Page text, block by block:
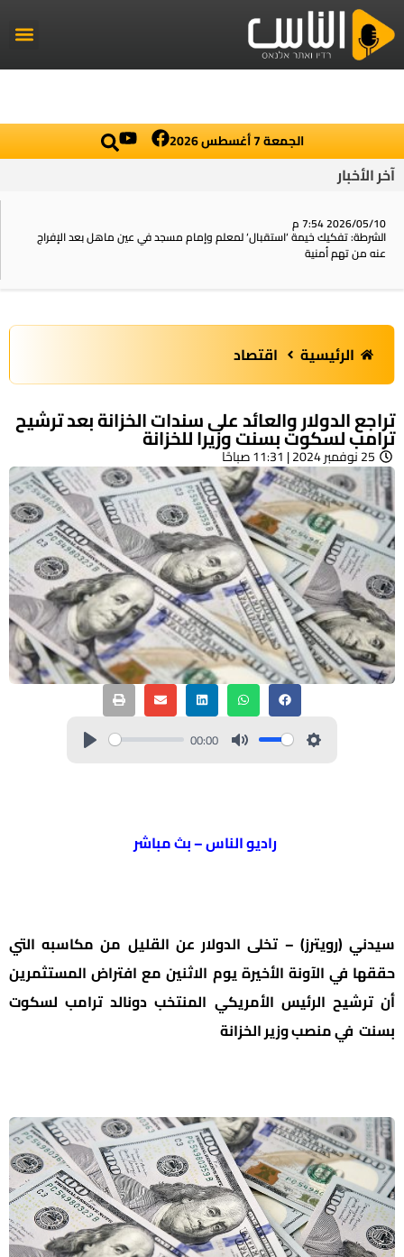
الجمعة 7 أغسطس 2026
آخر الأخبار
2026/05/10 7:54 م
الشرطة: تفكيك خيمة ‘استقبال‘ لمعلم وإمام مسجد في عين ماهل بعد الإفراج
عنه من تهم أمنية
الرئيسية اقتصاد
⁩تراجع الدولار والعائد على سندات الخزانة بعد ترشيح
ترامب لسكوت بسنت وزيرا للخزانة
25 نوفمبر 2024 | 11:31 صباحًا
00:00
راديو الناس – بث مباشر
سيدني (رويترز) – تخلى الدولار عن القليل من مكاسبه التي
حققها في الآونة الأخيرة يوم الاثنين مع افتراض المستثمرين
أن ترشيح الرئيس الأمريكي المنتخب دونالد ترامب لسكوت
بسنت في منصب وزير الخزانة